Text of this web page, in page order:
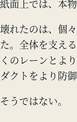
紙面上では、本
壊れたのは、個
た。全体を支え
くのレーンとよ
ダクトをより防
そうではない。